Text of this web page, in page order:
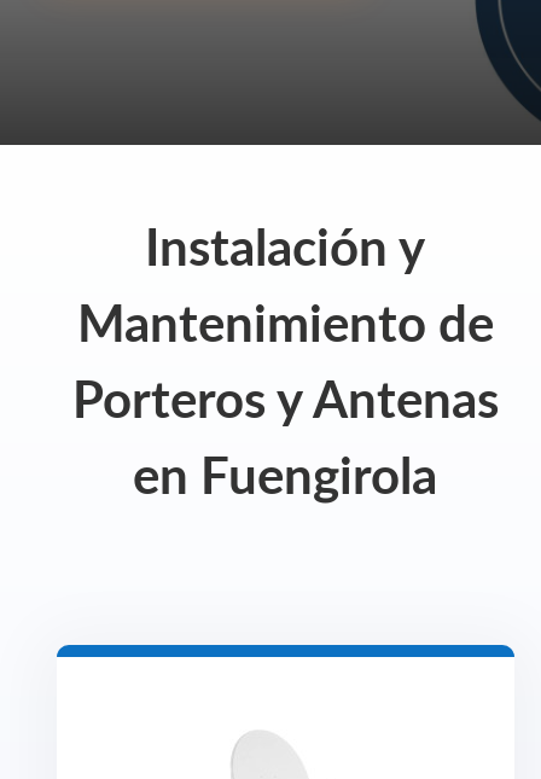
Instalación y
Mantenimiento de
Porteros y Antenas
en Fuengirola